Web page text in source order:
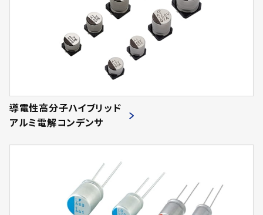
導電性高分子ハイブリッド
アルミ電解コンデンサ